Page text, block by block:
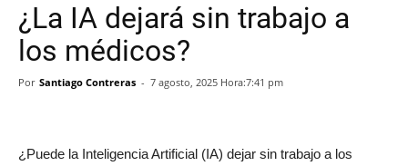
¿La IA dejará sin trabajo a
los médicos?
Por Santiago Contreras - 7 agosto, 2025 Hora:7:41 pm
¿Puede la Inteligencia Artificial (IA) dejar sin trabajo a los